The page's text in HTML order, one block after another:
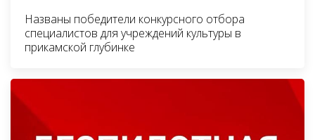
Названы победители конкурсного отбора
специалистов для учреждений культуры в
прикамской глубинке